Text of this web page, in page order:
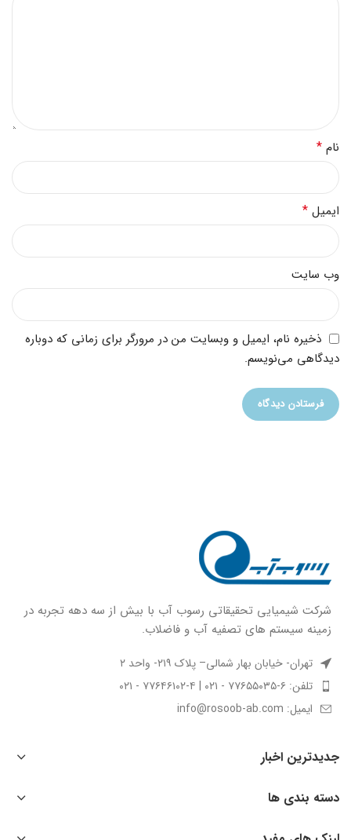
نام *
ایمیل *
وب‌ سایت
ذخیره نام، ایمیل و وبسایت من در مرورگر برای زمانی که دوباره
دیدگاهی می‌نویسم.
شركت شيميايى تحقیقاتی رسوب آب با بيش از سه دهه تجربه در
زمينه سيستم هاى تصفيه آب و فاضلاب.
تهران- خیابان بهار شمالی– پلاک ۲۱۹- واحد ۲
تلفن: ۶-۷۷۶۵۵۰۳۵ - ۰۲۱ | ۴-۷۷۶۴۶۱۰۲ - ۰۲۱
ایمیل: info@rosoob-ab.com
جدیدترین اخبار
دسته بندی ها